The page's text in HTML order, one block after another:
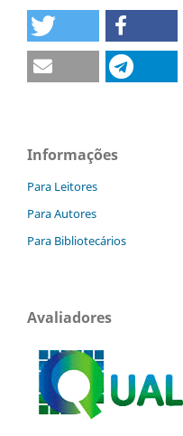
Informações
Para Leitores
Para Autores
Para Bibliotecários
Avaliadores